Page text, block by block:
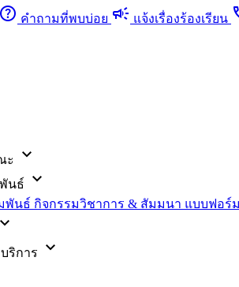
help คำถามที่พบบ่อย campaign แจ้งเรื่องร้องเรียน
ะ
expand_more
นธ์ expand_more
พันธ์ กิจกรรมวิชาการ & สัมมนา แบบฟอร์
expand_more
ริการ expand_more